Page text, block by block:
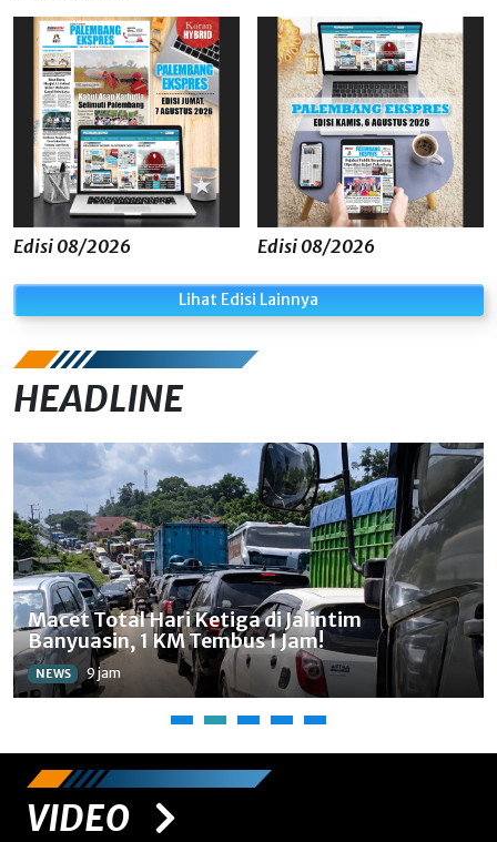
Edisi 08/2026 Edisi 08/2026
Lihat Edisi Lainnya
HEADLINE
Macet Total Hari Ketiga di Jalintim
Banyuasin, 1 KM Tembus 1 Jam!
NEWS 9 jam
VIDEO